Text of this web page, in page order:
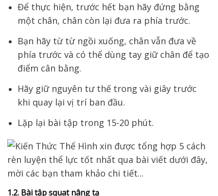
Để thực hiện, trước hết bạn hãy đứng bằng
một chân, chân còn lại đưa ra phía trước.
Bạn hãy từ từ ngồi xuống, chân vẫn đưa về
phía trước và có thể dùng tay giữ chân để tạo
điểm cân bằng.
Hãy giữ nguyên tư thế trong vài giây trước
khi quay lại vị trí ban đầu.
Lặp lại bài tập trong 15-20 phút.
1.2. Bài tập squat nâng tạ